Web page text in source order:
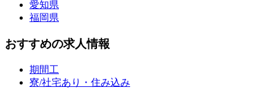
愛知県
福岡県
おすすめの求人情報
期間工
寮/社宅あり・住み込み